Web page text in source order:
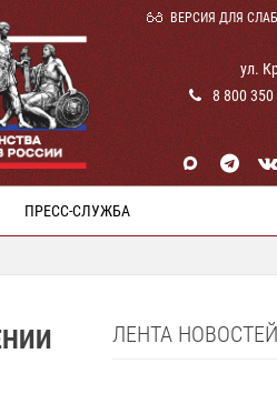
ВЕРСИЯ ДЛЯ
ул.
8 800
ПРЕСС-СЛУЖБА
ЛЕНТА НОВОСТЕЙ